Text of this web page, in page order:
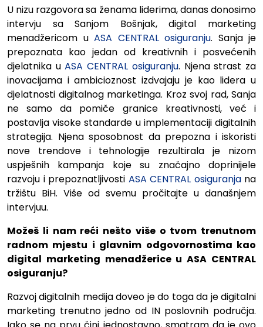
Sanja Bošnjak – primijećena
U nizu razgovora sa ženama liderima, danas donosimo
intervju sa Sanjom Bošnjak, digital marketing
menadžericom u ASA CENTRAL osiguranju. Sanja je
prepoznata kao jedan od kreativnih i posvećenih
djelatnika uASA CENTRAL osiguranju. Njena strast za
inovacijama i ambicioznost izdvajaju je kao lidera u
djelatnosti digitalnog marketinga. Kroz svoj rad, Sanja
ne samo da pomiče granice kreativnosti, već i
postavlja visoke standarde u implementaciji digitalnih
strategija. Njena sposobnost da prepozna i iskoristi
nove trendove i tehnologije rezultirala je nizom
uspješnih kampanja koje su značajno doprinijele
razvoju i prepoznatljivosti ASA CENTRAL osiguranjana
tržištu BiH. Više od svemu pročitajte u današnjem
intervjuu.
Možeš li nam reći nešto više o tvom trenutnom
radnom mjestu i glavnim odgovornostima kao
digital marketing menadžerice u ASA CENTRAL
osiguranju?
Razvoj digitalnih medija doveo je do toga da je digitalni
marketing trenutno jedno od IN poslovnih područja.